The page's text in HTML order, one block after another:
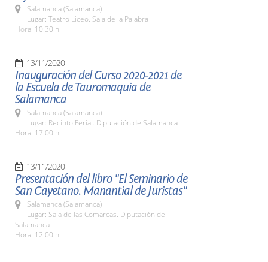
Salamanca (Salamanca)
Lugar: Teatro Liceo. Sala de la Palabra
Hora: 10:30 h.
13/11/2020
Inauguración del Curso 2020-2021 de
la Escuela de Tauromaquia de
Salamanca
Salamanca (Salamanca)
Lugar: Recinto Ferial. Diputación de Salamanca
Hora: 17:00 h.
13/11/2020
Presentación del libro "El Seminario de
San Cayetano. Manantial de Juristas"
Salamanca (Salamanca)
Lugar: Sala de las Comarcas. Diputación de
Salamanca
Hora: 12:00 h.